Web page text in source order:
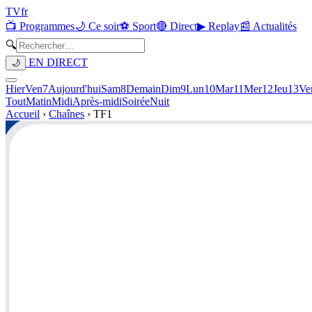
TVfr
📺 Programmes🌙 Ce soir⚽ Sport🔴 Direct▶ Replay📰 Actualités
🔍
🌙 EN DIRECT
HierVen7Aujourd'huiSam8DemainDim9Lun10Mar11Mer12Jeu13
ToutMatinMidiAprès-midiSoiréeNuit
Accueil › Chaînes › TF1